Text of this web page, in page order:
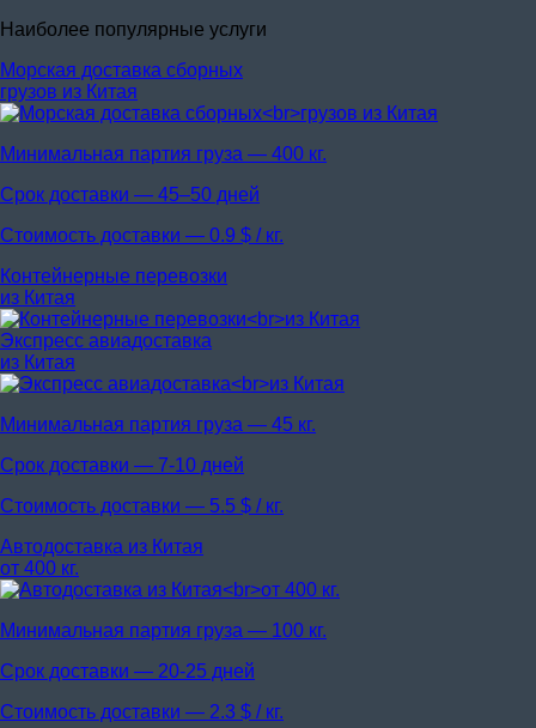
Наиболее популярные услуги
Морская доставка сборных
грузов из Китая
Минимальная партия груза — 400 кг.
Срок доставки — 45–50 дней
Стоимость доставки — 0.9 $ / кг.
Контейнерные перевозки
из Китая
Экспресс авиадоставка
из Китая
Минимальная партия груза — 45 кг.
Срок доставки — 7-10 дней
Стоимость доставки — 5.5 $ / кг.
Автодоставка из Китая
от 400 кг.
Минимальная партия груза — 100 кг.
Срок доставки — 20-25 дней
Стоимость доставки — 2.3 $ / кг.